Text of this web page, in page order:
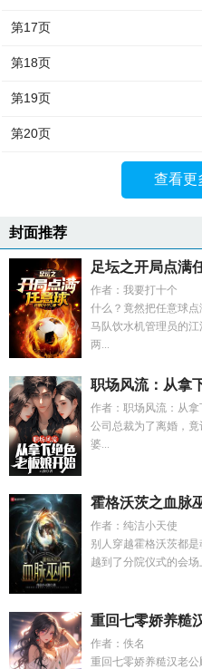
第17页
第18页
第19页
第20页
查看更
封面推荐
足坛之开局点满
作者：我要打十个
什么？竟然把任意球
马队饮水机管理员的
两...
职场风流：从拿
作者：职场风流：从
公司总裁为了离婚，
婆...
霍格沃茨之血脉
作者：纯洁小天使
别人穿越霍格沃茨都
越到了分院仪式的会
重回七零娇养糙
作者：佚名
重回七零娇养糙汉老